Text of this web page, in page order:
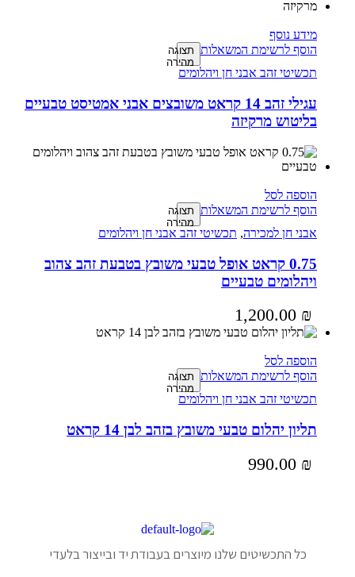
מידע נוסף
הוסף לרשימת המשאלות תצוגה
מהירה
תכשיטי זהב אבני חן ויהלומים
עגילי זהב 14 קראט משובצים אבני אמטיסט טבעיים
בליטוש מרקיזה
הוספה לסל
הוסף לרשימת המשאלות תצוגה
מהירה
אבני חן למכירה, תכשיטי זהב אבני חן ויהלומים
0.75 קראט אופל טבעי משובץ בטבעת זהב צהוב
ויהלומים טבעיים
1,200.00 ₪
הוספה לסל
הוסף לרשימת המשאלות תצוגה
מהירה
תכשיטי זהב אבני חן ויהלומים
תליון יהלום טבעי משובץ בזהב לבן 14 קראט
990.00 ₪
כל התכשיטים שלנו מיוצרים בעבודת יד ובייצור בלעדי